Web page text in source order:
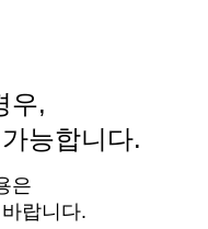
우,
능합니다.
은
랍니다.